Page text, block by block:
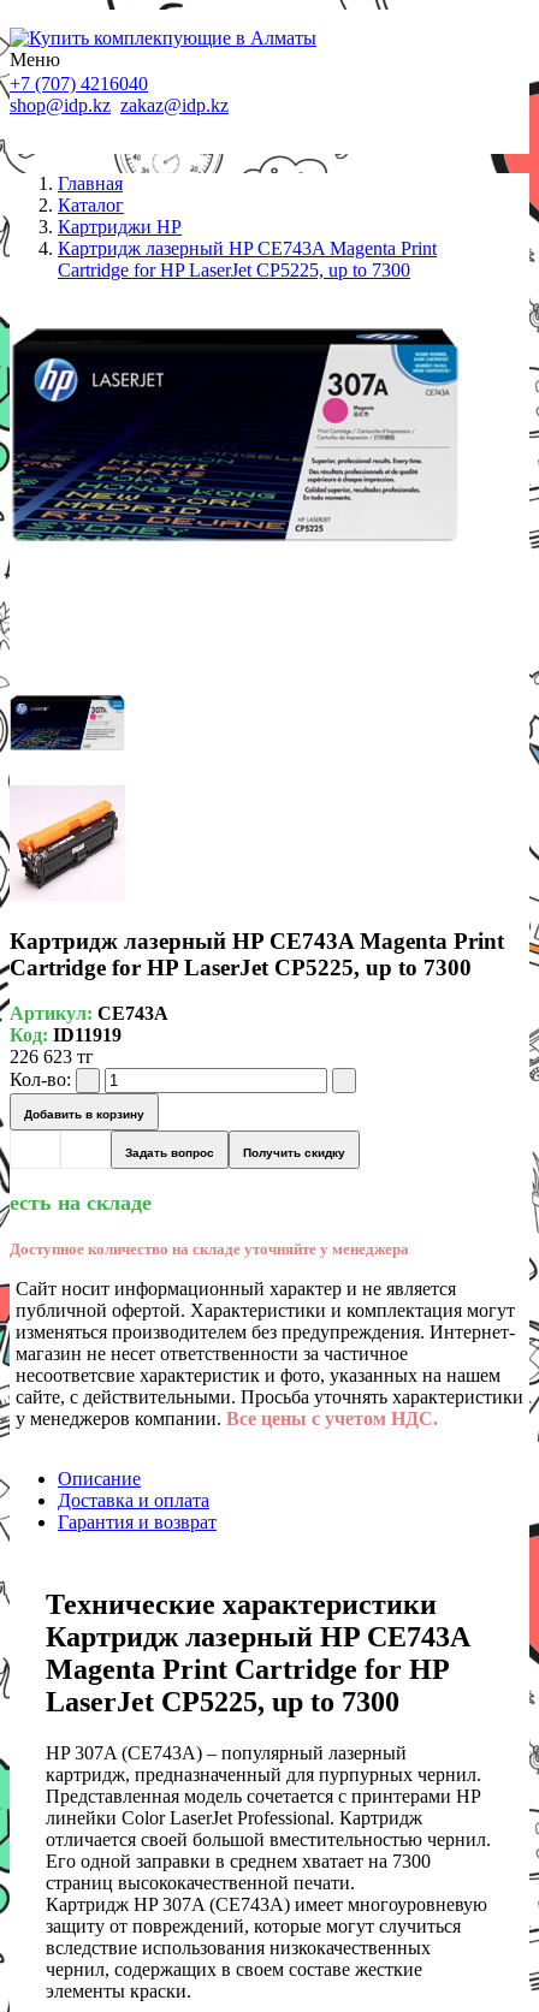
Меню
+7 (707) 4216040
shop@idp.kz zakaz@idp.kz
Главная
Каталог
Картриджи HP
Картридж лазерный HP CE743A Magenta Print
Cartridge for HP LaserJet CP5225, up to 7300
Картридж лазерный HP CE743A Magenta Print
Cartridge for HP LaserJet CP5225, up to 7300
Артикул: CE743A
Код: ID11919
226 623 тг
Кол-во:
Добавить в корзину
Задать вопрос Получить скидку
есть на складе
Доступное количество на складе уточняйте у менеджера
Сайт носит информационный характер и не является
публичной офертой. Характеристики и комплектация могут
изменяться производителем без предупреждения. Интернет-
магазин не несет ответственности за частичное
несоответсвие характеристик и фото, указанных на нашем
сайте, с действительными. Просьба уточнять характеристики
у менеджеров компании. Все цены с учетом НДС.
Описание
Доставка и оплата
Гарантия и возврат
Технические характеристики
Картридж лазерный HP CE743A
Magenta Print Cartridge for HP
LaserJet CP5225, up to 7300
HP 307A (CE743A) – популярный лазерный
картридж, предназначенный для пурпурных чернил.
Представленная модель сочетается с принтерами HP
линейки Color LaserJet Professional. Картридж
отличается своей большой вместительностью чернил.
Его одной заправки в среднем хватает на 7300
страниц высококачественной печати.
Картридж HP 307A (CE743A) имеет многоуровневую
защиту от повреждений, которые могут случиться
вследствие использования низкокачественных
чернил, содержащих в своем составе жесткие
элементы краски.